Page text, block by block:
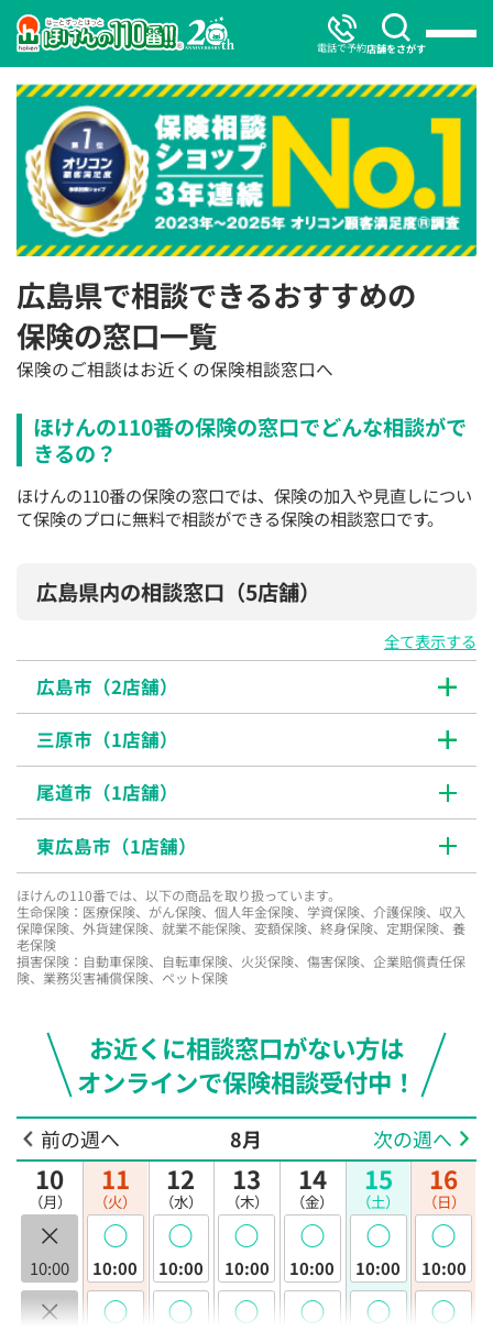
電話で予約店舗をさがす
広島県で相談できるおすすめの
保険の窓口一覧
保険のご相談はお近くの保険相談窓口へ
広島県内の相談窓口 （5店舗）
ほけんの110番では、以下の商品を取り扱っています。
生命保険：医療保険、がん保険、個人年金保険、学資保険、介護保険、収入
保障保険、外貨建保険、就業不能保険、変額保険、終身保険、定期保険、養
老保険
損害保険：自動車保険、自転車保険、火災保険、傷害保険、企業賠償責任保
険、業務災害補償保険、ペット保険
ほけんの110番の保険の窓口でどんな相談がで
きるの？
ほけんの110番の保険の窓口では、保険の加入や見直しについ
て保険のプロに無料で相談ができる保険の相談窓口です。
全て表示する
広島市（2店舗）
三原市（1店舗）
尾道市（1店舗）
東広島市（1店舗）
お近くに相談窓口がない方は
オンラインで保険相談受付中！
前の週へ 8月 次の週へ
10
（月）
×
10:00
×
11
（火）
◯
10:00
◯
12
（水）
◯
10:00
◯
13
（木）
◯
10:00
◯
14
（金）
◯
10:00
◯
15
（土）
◯
10:00
◯
16
（日）
◯
10:00
◯